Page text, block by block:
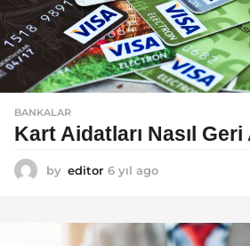
BANKALAR
Kart Aidatları Nasıl Geri
by editor 6 yıl ago
l
a